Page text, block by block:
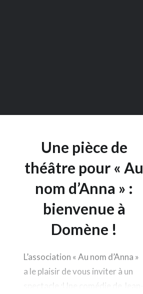
Une pièce de
théâtre pour « Au
nom d’Anna » :
bienvenue à
Domène !
L’association « Au nom d’Anna »
a le plaisir de vous inviter à un
spectacle :Une comédie de Jean-